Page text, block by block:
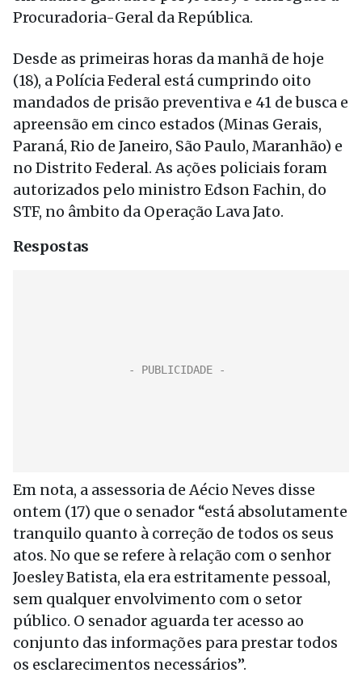
Procuradoria-Geral da República.
Desde as primeiras horas da manhã de hoje
(18), a Polícia Federal está cumprindo oito
mandados de prisão preventiva e 41 de busca e
apreensão em cinco estados (Minas Gerais,
Paraná, Rio de Janeiro, São Paulo, Maranhão) e
no Distrito Federal. As ações policiais foram
autorizados pelo ministro Edson Fachin, do
STF, no âmbito da Operação Lava Jato.
Respostas
Em nota, a assessoria de Aécio Neves disse
ontem (17) que o senador “está absolutamente
tranquilo quanto à correção de todos os seus
atos. No que se refere à relação com o senhor
Joesley Batista, ela era estritamente pessoal,
sem qualquer envolvimento com o setor
público. O senador aguarda ter acesso ao
conjunto das informações para prestar todos
os esclarecimentos necessários”.